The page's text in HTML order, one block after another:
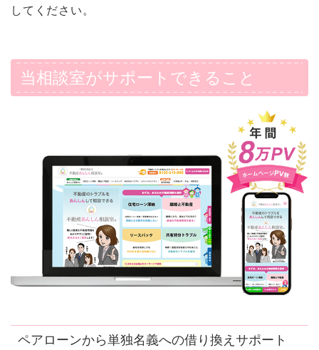
してください。
当相談室がサポートできること
ペアローンから単独名義への借り換えサポート